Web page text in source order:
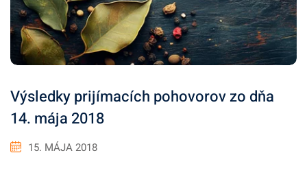
Výsledky prijímacích pohovorov zo dňa
14. mája 2018
15. MÁJA 2018